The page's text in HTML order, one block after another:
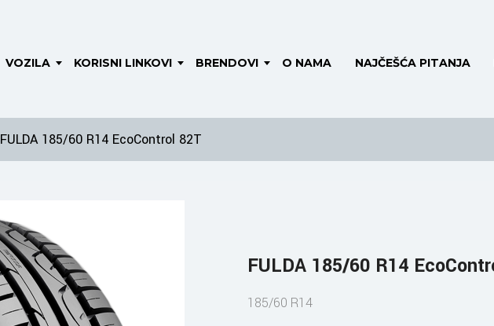
VOZILA KORISNI LINKOVI BRENDOVI O NAMA NAJČEŠĆA PITANJA
FULDA 185/60 R14 EcoControl 82T
FULDA 185/60 R14
185/60 R14